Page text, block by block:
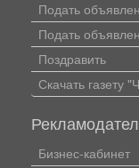
Подать
Подать
Поздравить
Скачать газету
Бизнес-кабинет